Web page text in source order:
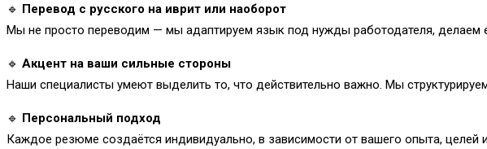
🔹 Перевод с русского на иврит или наоборот
Мы не просто переводим — мы адаптируем язык под нужды работодателя, делаем
🔹 Акцент на ваши сильные стороны
Наши специалисты умеют выделить то, что действительно важно. Мы
🔹 Персональный подход
Каждое резюме создаётся индивидуально, в зависимости от вашего опыта,